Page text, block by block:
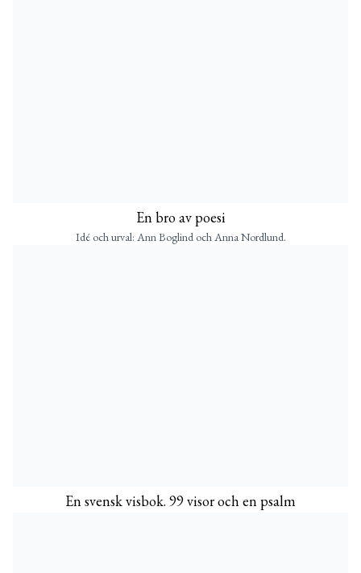
En bro av poesi
Idé och urval: Ann Boglind och Anna Nordlund.
En svensk visbok. 99 visor och en psalm